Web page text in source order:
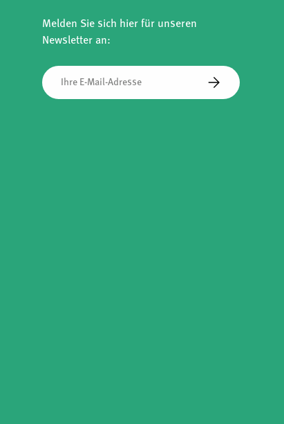
Melden Sie sich hier für unseren
Newsletter an:
E-Mail
Abonnieren